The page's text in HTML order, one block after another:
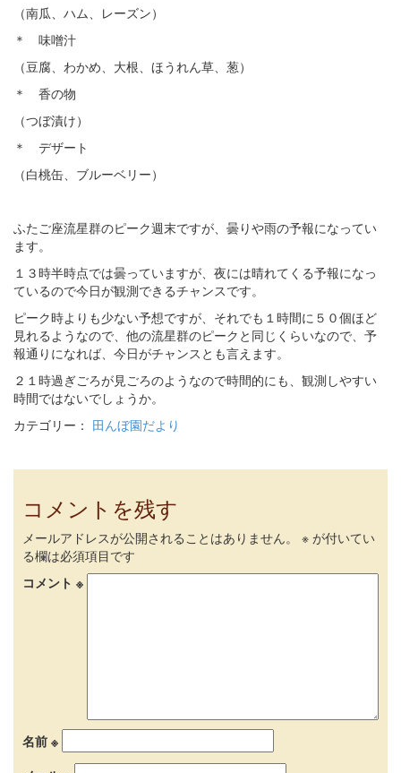
（南瓜、ハム、レーズン）
＊ 味噌汁
（豆腐、わかめ、大根、ほうれん草、葱）
＊ 香の物
（つぼ漬け）
＊ デザート
（白桃缶、ブルーベリー）
ふたご座流星群のピーク週末ですが、曇りや雨の予報になってい
ます。
１３時半時点では曇っていますが、夜には晴れてくる予報になっ
ているので今日が観測できるチャンスです。
ピーク時よりも少ない予想ですが、それでも１時間に５０個ほど
見れるようなので、他の流星群のピークと同じくらいなので、予
報通りになれば、今日がチャンスとも言えます。
２１時過ぎごろが見ごろのようなので時間的にも、観測しやすい
時間ではないでしょうか。
カテゴリー： 田んぼ園だより
コメントを残す
メールアドレスが公開されることはありません。 ※ が付いてい
る欄は必須項目です
コメント ※
名前 ※